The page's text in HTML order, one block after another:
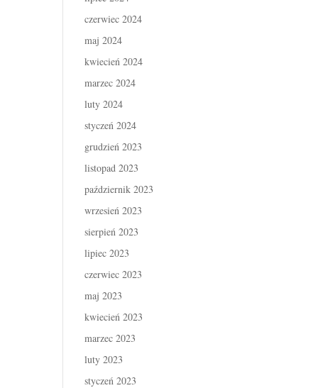
czerwiec 2024
maj 2024
kwiecień 2024
marzec 2024
luty 2024
styczeń 2024
grudzień 2023
listopad 2023
październik 2023
wrzesień 2023
sierpień 2023
lipiec 2023
czerwiec 2023
maj 2023
kwiecień 2023
marzec 2023
luty 2023
styczeń 2023